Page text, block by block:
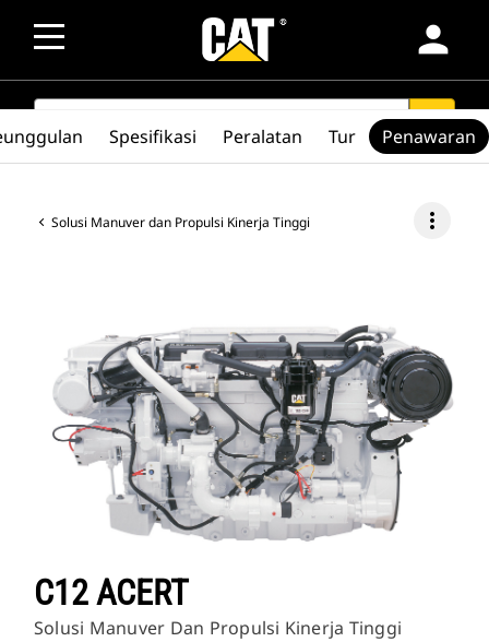
person
SEARCH search
Solusi Manuver dan Propulsi Kinerja Tinggi more_vert
C12 ACERT
Solusi Manuver Dan Propulsi Kinerja Tinggi
Spesifikasi Peralatan Tur Penawaran